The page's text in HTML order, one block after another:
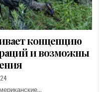
концепцию
и возможны